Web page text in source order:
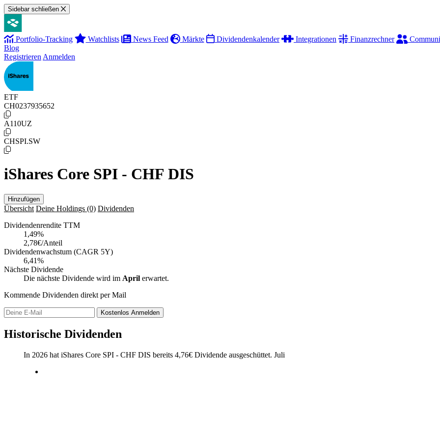
Sidebar schließen
Portfolio-Tracking Watchlists News Feed Märkte Dividendenkalender Integrationen Finanzrechner
Blog
Registrieren Anmelden
ETF
CH0237935652
A110UZ
CHSPI.SW
iShares Core SPI - CHF DIS
Hinzufügen
Übersicht Deine Holdings (0) Dividenden
Dividendenrendite TTM
1,49%
2,78€/Anteil
Dividendenwachstum (CAGR 5Y)
6,41%
Nächste Dividende
Die nächste Dividende wird im April erwartet.
Kommende Dividenden direkt per Mail
Kostenlos Anmelden
Historische Dividenden
In 2026 hat iShares Core SPI - CHF DIS bereits 4,76€ Dividende ausgeschüttet. Juli